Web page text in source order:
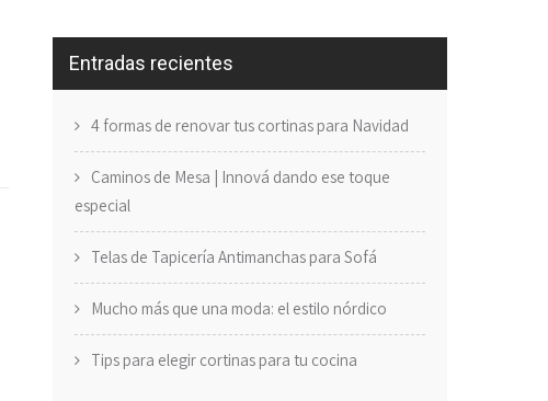
Entradas recientes
4 formas de renovar tus cortinas para Navidad
Caminos de Mesa | Innová dando ese toque
especial
Telas de Tapicería Antimanchas para Sofá
Mucho más que una moda: el estilo nórdico
Tips para elegir cortinas para tu cocina